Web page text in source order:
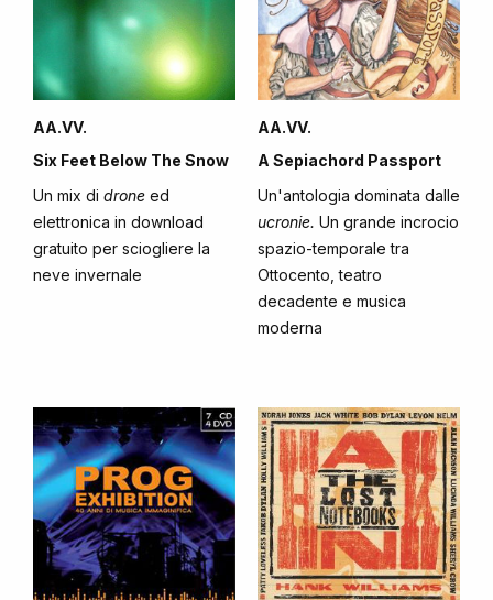
AA.VV.
Six Feet Below The Snow
Un mix di drone ed
elettronica in download
gratuito per sciogliere la
neve invernale
AA.VV.
A Sepiachord Passport
Un'antologia dominata dalle
ucronie. Un grande incrocio
spazio-temporale tra
Ottocento, teatro
decadente e musica
moderna